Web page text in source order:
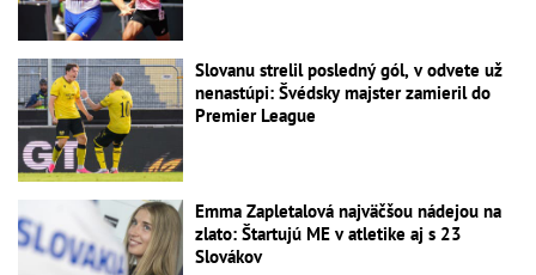
Slovanu strelil posledný gól, v odvete už
nenastúpi: Švédsky majster zamieril do
Premier League
Emma Zapletalová najväčšou nádejou na
zlato: Štartujú ME v atletike aj s 23
Slovákov